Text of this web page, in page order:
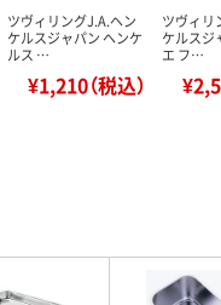
ツヴィリングJ.A.ヘン
ケルスジャパン ヘンケ
ルス …
¥1,210（税込）
ツヴィリ
ケルスジ
エ フ…